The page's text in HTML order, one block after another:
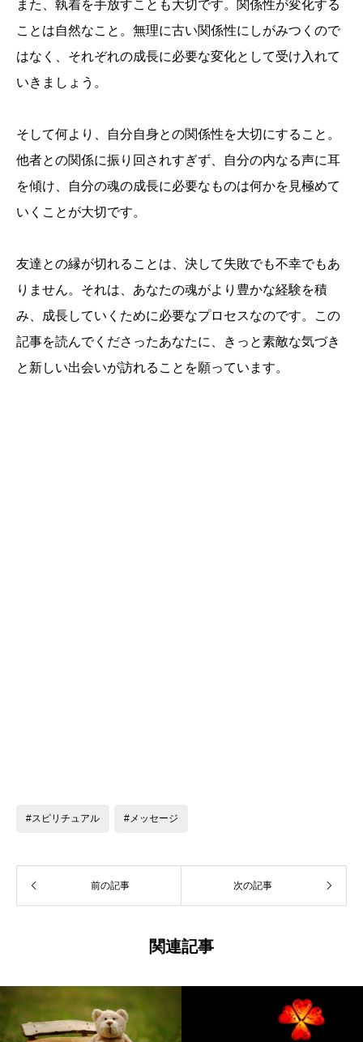
また、執着を手放すことも大切です。関係性が変化する
ことは自然なこと。無理に古い関係性にしがみつくので
はなく、それぞれの成長に必要な変化として受け入れて
いきましょう。
そして何より、自分自身との関係性を大切にすること。
他者との関係に振り回されすぎず、自分の内なる声に耳
を傾け、自分の魂の成長に必要なものは何かを見極めて
いくことが大切です。
友達との縁が切れることは、決して失敗でも不幸でもあ
りません。それは、あなたの魂がより豊かな経験を積
み、成長していくために必要なプロセスなのです。この
記事を読んでくださったあなたに、きっと素敵な気づき
と新しい出会いが訪れることを願っています。
#スピリチュアル #メッセージ
前の記事 次の記事
関連記事